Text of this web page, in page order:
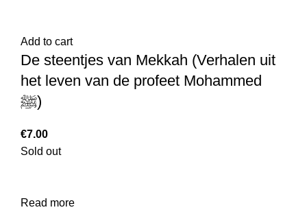
Add to cart
De steentjes van Mekkah (Verhalen uit
het leven van de profeet Mohammed
ﷺ)
€7.00
Sold out
Read more